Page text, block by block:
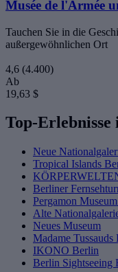
Musée de l'Armée
Tauchen Sie in die
außergewöhnlichen Ort
4,6 (4.400)
Ab
19,63 $
Top-
Neue
Tropical Islands
Berliner
Pergamon
Alte
Neues Museum
Madame Tussauds
IKONO Berlin
Berlin Sightseeing